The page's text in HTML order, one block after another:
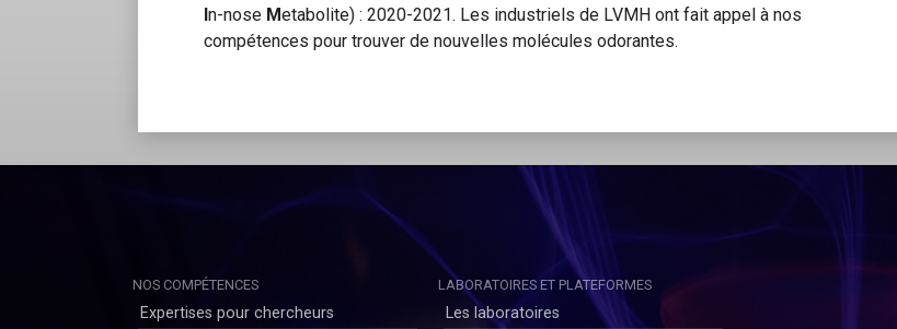
In-nose Metabolite) : 2020-2021. Les industriels de LVMH ont fait appel à nos
compétences pour trouver de nouvelles molécules odorantes.
NOS COMPÉTENCES
Expertises pour chercheurs
LABORATOIRES ET PLATEFORMES
Les laboratoires